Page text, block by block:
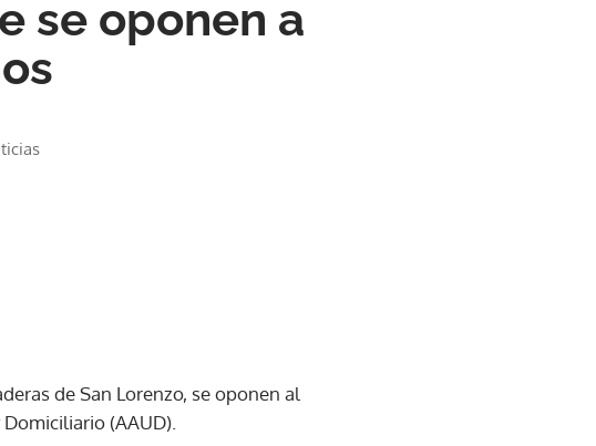
se oponen a
de San Lorenzo, se oponen al
(AAUD).